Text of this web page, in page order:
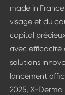
made in
visage et du
capital
avec efficacité
solutions
lancement
2025, X-